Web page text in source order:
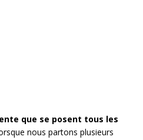
que se posent tous les
nous partons plusieurs